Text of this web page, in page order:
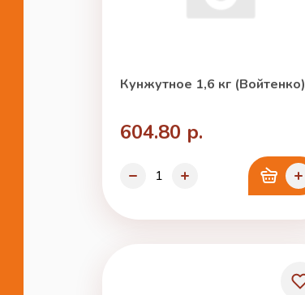
Кунжутное 1,6 кг (Войтенко)
604.80 р.